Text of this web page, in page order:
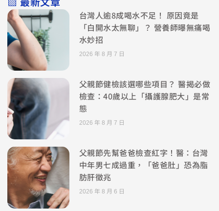
台灣人逾8成喝水不足！ 原因竟是
「白開水太無聊」？ 營養師曝無痛喝
水妙招
2026 年 8 月 7 日
父親節健檢該選哪些項目？ 醫揭必做
檢查：40歲以上「攝護腺肥大」是常
態
2026 年 8 月 7 日
父親節先幫爸爸檢查紅字！醫：台灣
中年男七成過重，「爸爸肚」恐為脂
肪肝徵兆
2026 年 8 月 6 日